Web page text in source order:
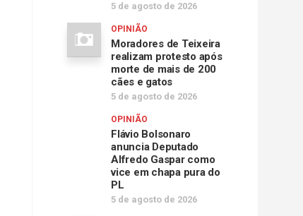
5 de agosto de 2026
OPINIÃO
Moradores de Teixeira
realizam protesto após
morte de mais de 200
cães e gatos
5 de agosto de 2026
OPINIÃO
Flávio Bolsonaro
anuncia Deputado
Alfredo Gaspar como
vice em chapa pura do
PL
5 de agosto de 2026